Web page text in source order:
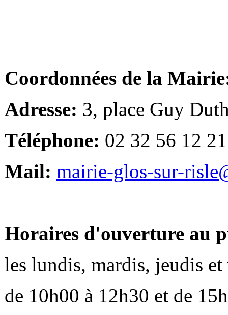
Coordonnées de la
Adresse: 3, place Guy
Téléphone: 02 32 56 12 21
Mail: mairie-glos-sur-
Horaires d'ouverture au
les lundis, mardis, jeudis et
de 10h00 à 12h30 et de